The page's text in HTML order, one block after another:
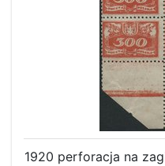
1920 perforacja na